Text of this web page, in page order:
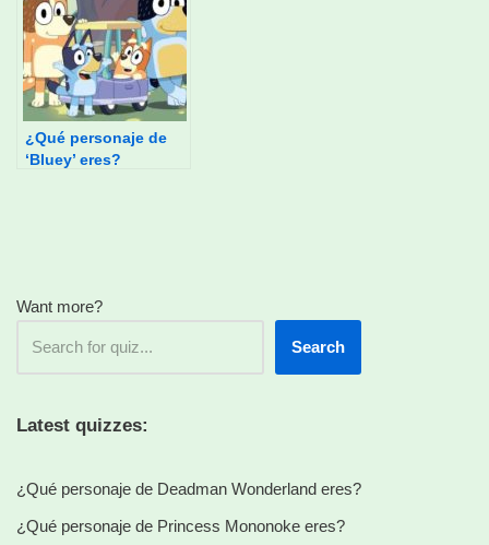
¿Qué personaje de
‘Bluey’ eres?
Want more?
Search
Latest quizzes:
¿Qué personaje de Deadman Wonderland eres?
¿Qué personaje de Princess Mononoke eres?